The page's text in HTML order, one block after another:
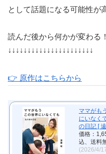
として話題になる可能性が
読んだ後から何かが変わる
↓↓↓↓↓↓↓↓↓↓↓↓↓↓↓↓↓↓↓↓↓↓
👉 原作はこちらから
ママがも
にいなく
の日記 [
価格：
込、送料
(2026/4/